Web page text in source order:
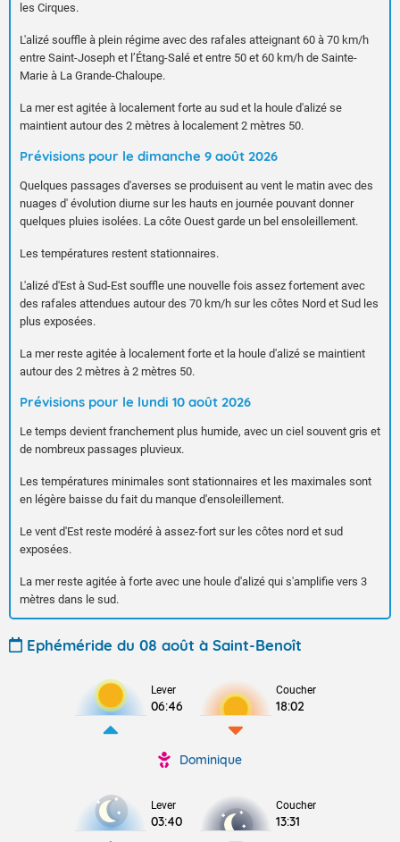
les Cirques.
L'alizé souffle à plein régime avec des rafales atteignant 60 à 70 km/h
entre Saint-Joseph et l’Étang-Salé et entre 50 et 60 km/h de Sainte-
Marie à La Grande-Chaloupe.
La mer est agitée à localement forte au sud et la houle d'alizé se
maintient autour des 2 mètres à localement 2 mètres 50.
Prévisions pour le dimanche 9 août 2026
Quelques passages d'averses se produisent au vent le matin avec des
nuages d' évolution diurne sur les hauts en journée pouvant donner
quelques pluies isolées. La côte Ouest garde un bel ensoleillement.
Les températures restent stationnaires.
L'alizé d'Est à Sud-Est souffle une nouvelle fois assez fortement avec
des rafales attendues autour des 70 km/h sur les côtes Nord et Sud les
plus exposées.
La mer reste agitée à localement forte et la houle d'alizé se maintient
autour des 2 mètres à 2 mètres 50.
Prévisions pour le lundi 10 août 2026
Le temps devient franchement plus humide, avec un ciel souvent gris et
de nombreux passages pluvieux.
Les températures minimales sont stationnaires et les maximales sont
en légère baisse du fait du manque d'ensoleillement.
Le vent d'Est reste modéré à assez-fort sur les côtes nord et sud
exposées.
La mer reste agitée à forte avec une houle d'alizé qui s'amplifie vers 3
mètres dans le sud.
Ephéméride du 08 août à Saint-Benoît
Lever
06:46
Coucher
18:02
Dominique
Lever
03:40
Coucher
13:31